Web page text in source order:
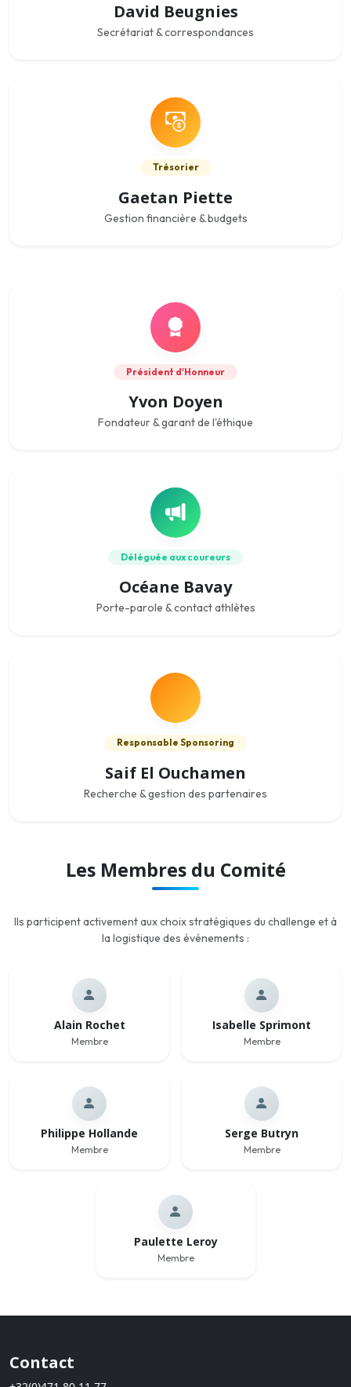
David Beugnies
Secrétariat & correspondances
Trésorier
Gaetan Piette
Gestion financière & budgets
Président d'Honneur
Yvon Doyen
Fondateur & garant de l'éthique
Déléguée aux coureurs
Océane Bavay
Porte-parole & contact athlètes
Responsable Sponsoring
Saif El Ouchamen
Recherche & gestion des partenaires
Les Membres du Comité
Ils participent activement aux choix stratégiques du challenge et à
la logistique des événements :
Alain Rochet
Membre
Isabelle Sprimont
Membre
Philippe Hollande
Membre
Serge Butryn
Membre
Paulette Leroy
Membre
Contact